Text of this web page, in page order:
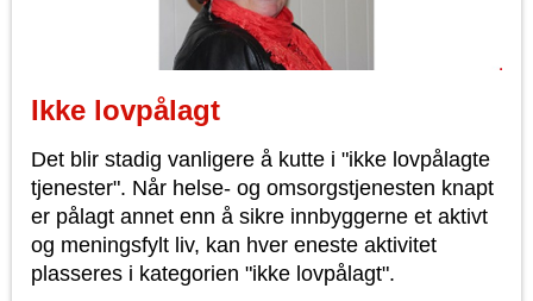
Ikke lovpålagt
Det blir stadig vanligere å kutte i "ikke lovpålagte
tjenester". Når helse- og omsorgstjenesten knapt
er pålagt annet enn å sikre innbyggerne et aktivt
og meningsfylt liv, kan hver eneste aktivitet
plasseres i kategorien "ikke lovpålagt".